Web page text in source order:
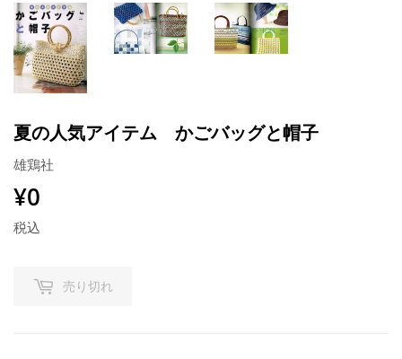
夏の人気アイテム かごバッグと帽子
雄鶏社
¥0
税込
売り切れ